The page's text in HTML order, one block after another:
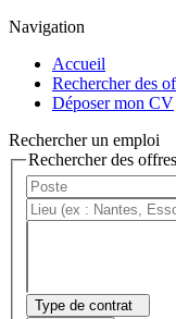
Navigation
Accueil
Rechercher des
Déposer mon CV
Rechercher un emploi
Rechercher des offres
Type de contrat